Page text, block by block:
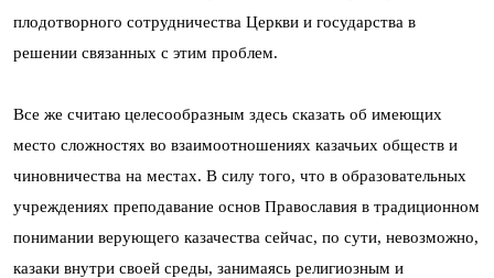
плодотворного сотрудничества Церкви и государства в
решении связанных с этим проблем.
Все же считаю целесообразным здесь сказать об имеющих
место сложностях во взаимоотношениях казачьих обществ и
чиновничества на местах. В силу того, что в образовательных
учреждениях преподавание основ Православия в традиционном
понимании верующего казачества сейчас, по сути, невозможно,
казаки внутри своей среды, занимаясь религиозным и